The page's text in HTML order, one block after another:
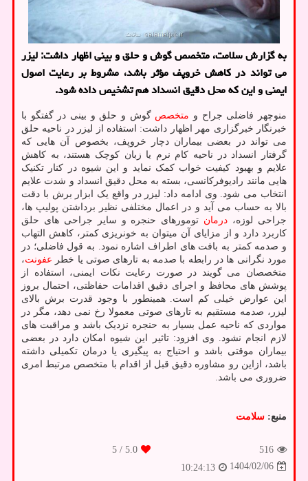
به گزارش سلامت، متخصص گوش و حلق و بینی اظهار داشت: لیزر
می تواند در کاهش خروپف مؤثر باشد، مشروط بر رعایت اصول
ایمنی و این که محل دقیق انسداد هم تشخیص داده شود.
منوچهر فاضلی جراح و متخصص گوش و حلق و بینی در گفتگو با
خبرنگار خبرگزاری مهر اظهار داشت: استفاده از لیزر در ناحیه حلق
می تواند در بعضی بیماران دچار خروپف، بخصوص آن هایی که
گرفتار انسداد در ناحیه کام نرم یا زبان کوچک هستند، به کاهش
علایم و بهبود کیفیت خواب کمک نماید و این شیوه در کنار تکنیک
هایی مانند رادیوفرکانسی، بسته به محل دقیق انسداد و شدت علایم
انتخاب می شود. وی ادامه داد: لیزر در واقع یک ابزار برش با دقت
بالا به حساب می آید و در اعمال مختلفی نظیر برداشتن پولیپ ها،
جراحی لوزه، درمان تومورهای حنجره و سایر جراحی های حلق
کاربرد دارد و از مزایای آن میتوان به خونریزی کمتر، کاهش التهاب
و صدمه کمتر به بافت های اطراف اشاره نمود. به قول فاضلی؛ در
مورد نگرانی ها در رابطه با صدمه به تارهای صوتی یا خطر عفونت،
متخصصان می گویند در صورت رعایت نکات ایمنی، استفاده از
پوشش های محافظ و اجرای دقیق اقدامات حفاظتی، احتمال بروز
این عوارض خیلی کم است. همینطور با وجود قدرت برش بالای
لیزر، صدمه مستقیم به تارهای صوتی معمولا رخ نمی دهد، مگر در
مواردی که ناحیه عمل بسیار به حنجره نزدیک باشد و مراقبت های
لازم انجام نشود. وی افزود: تاثیر این شیوه امکان دارد در بعضی
بیماران موقتی باشد و احتیاج به پیگیری یا درمان تکمیلی داشته
باشد، ازاین رو مشاوره دقیق قبل از اقدام با متخصص مرتبط امری
ضروری می باشد.
منبع: سلامت
516
5.0
/ 5
1404/02/06
10:24:13